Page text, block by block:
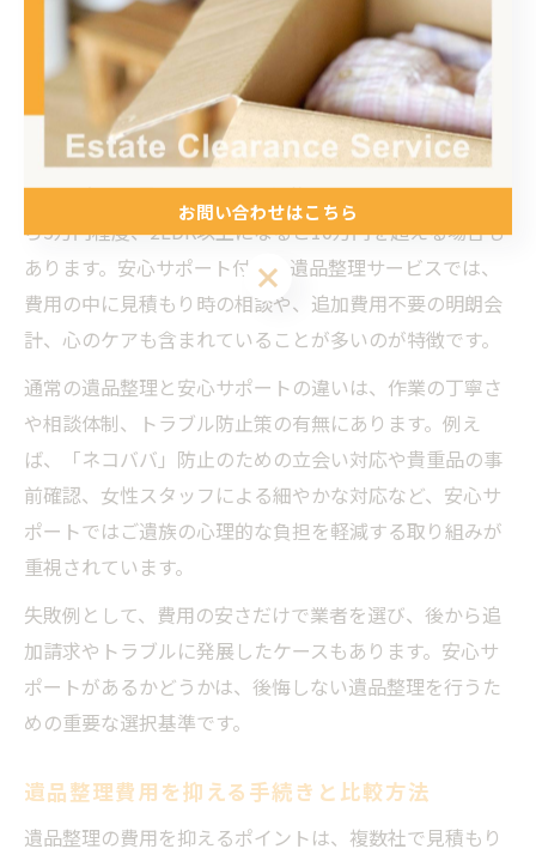
ント解説
遺品整理の費用相場と安心サポートの違い
遺品整理の費用相場は、間取りや荷物の量、作業内容に
よって大きく異なります。一般的に1Kの部屋で3万円か
ら5万円程度、2LDK以上になると10万円を超える場合も
あります。安心サポート付きの遺品整理サービスでは、
費用の中に見積もり時の相談や、追加費用不要の明朗会
計、心のケアも含まれていることが多いのが特徴です。
通常の遺品整理と安心サポートの違いは、作業の丁寧さ
や相談体制、トラブル防止策の有無にあります。例え
ば、「ネコババ」防止のための立会い対応や貴重品の事
前確認、女性スタッフによる細やかな対応など、安心サ
ポートではご遺族の心理的な負担を軽減する取り組みが
重視されています。
失敗例として、費用の安さだけで業者を選び、後から追
加請求やトラブルに発展したケースもあります。安心サ
ポートがあるかどうかは、後悔しない遺品整理を行うた
めの重要な選択基準です。
遺品整理費用を抑える手続きと比較方法
遺品整理の費用を抑えるポイントは、複数社で見積もり
お問い合わせはこちら
お問い合わせはこちら